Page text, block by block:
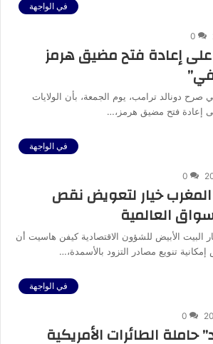
في الواجهة
0
إعادة فتح مضيق هرمز
أفريلي صرح دونالد ترامب، يوم الجمعة، بأن الولايات
إعادة فتح مضيق هرمز،…
في الواجهة
0
خيار لتعويض نقص
العالمية
البيت الأبيض للشؤون الاقتصادية كيفن هاسيت أن
تنويع مصادر التزود بالأسمدة،…
في الواجهة
0
حاملة الطائرات الأمريكية